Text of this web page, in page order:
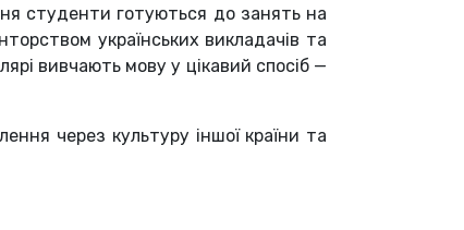
студенти готуються до занять на
українських викладачів та
вивчають мову у цікавий спосіб —
через культуру іншої країни та